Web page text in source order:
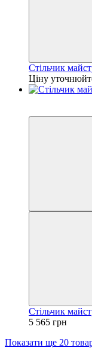
Стільчик
Ціну
Стільчик
5 565 грн
Показати ще 20